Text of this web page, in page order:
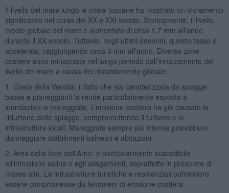
Il livello del mare lungo le coste toscane ha mostrato un incremento
significativo nel corso del XX e XXI secolo. Storicamente, il livello
medio globale del mare è aumentato di circa 1,7 mm all'anno
durante il XX secolo. Tuttavia, negli ultimi decenni, questo tasso è
accelerato, raggiungendo circa 3 mm all’anno. Diverse zone
costiere sono minacciate nel lungo periodo dall’innalzamento del
livello del mare a causa del riscaldamento globale:
1. Costa della Versilia: il fatto che sia caratterizzata da spiagge
basse e pianeggianti la rende particolarmente esposta a
inondazioni e mareggiate. L’erosione costiera ha già causato la
riduzione delle spiagge, compromettendo il turismo e le
infrastrutture locali. Mareggiate sempre più intense potrebbero
danneggiare stabilimenti balneari e abitazioni.
2. Area della foce dell'Arno: è particolarmente suscettibile
all’intrusione salina e agli allagamenti, soprattutto in presenza di
maree alte. Le infrastrutture turistiche e residenziali potrebbero
essere compromesse da fenomeni di erosione costiera.